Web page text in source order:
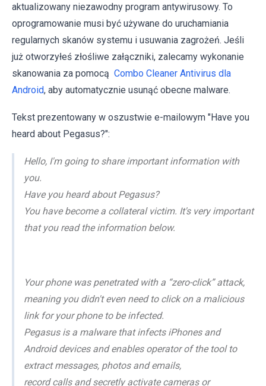
aktualizowany niezawodny program antywirusowy. To
oprogramowanie musi być używane do uruchamiania
regularnych skanów systemu i usuwania zagrożeń. Jeśli
już otworzyłeś złośliwe załączniki, zalecamy wykonanie
skanowania za pomocą Combo Cleaner Antivirus dla
Android, aby automatycznie usunąć obecne malware.
Tekst prezentowany w oszustwie e-mailowym "Have you
heard about Pegasus?":
Hello, I'm going to share important information with
you.
Have you heard about Pegasus?
You have become a collateral victim. It's very important
that you read the information below.
Your phone was penetrated with a “zero-click” attack,
meaning you didn't even need to click on a malicious
link for your phone to be infected.
Pegasus is a malware that infects iPhones and
Android devices and enables operator of the tool to
extract messages, photos and emails,
record calls and secretly activate cameras or